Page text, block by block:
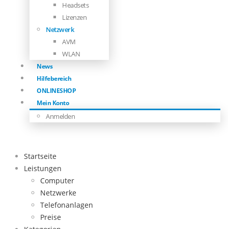
Headsets
Lizenzen
Netzwerk
AVM
WLAN
News
Hilfebereich
ONLINESHOP
Mein Konto
Anmelden
Startseite
Leistungen
Computer
Netzwerke
Telefonanlagen
Preise